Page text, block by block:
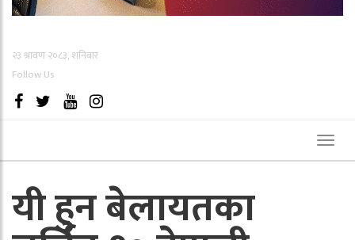
२३ श्रावण २०८३, शनिबार
Follow Us
यी हुन बेलायतका